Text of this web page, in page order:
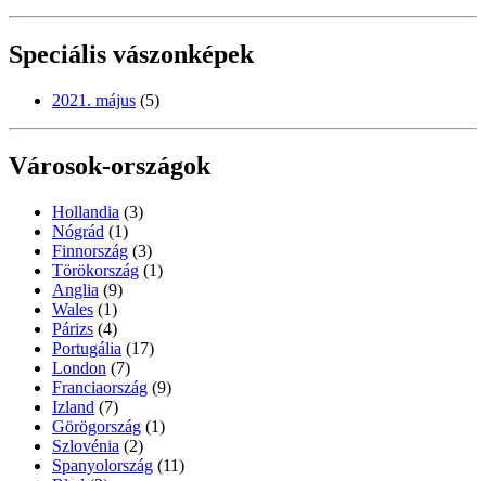
Speciális vászonképek
2021. május (5)
Városok-országok
Hollandia (3)
Nógrád (1)
Finnország (3)
Törökország (1)
Anglia (9)
Wales (1)
Párizs (4)
Portugália (17)
London (7)
Franciaország (9)
Izland (7)
Görögország (1)
Szlovénia (2)
Spanyolország (11)